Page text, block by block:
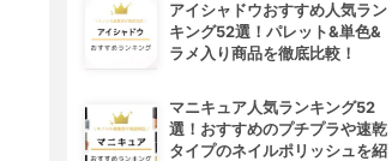
アイシャドウおすすめ人気ラン
キング52選！パレット&単色&
ラメ入り商品を徹底比較！
マニキュア人気ランキング52
選！おすすめのプチプラや速乾
タイプのネイルポリッシュを紹